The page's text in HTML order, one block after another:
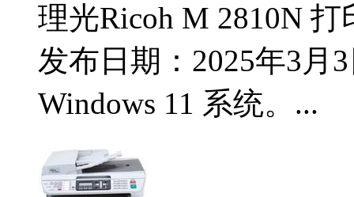
理光Ricoh M 2810N
发布日期：2025年3月
Windows 11 系统。...